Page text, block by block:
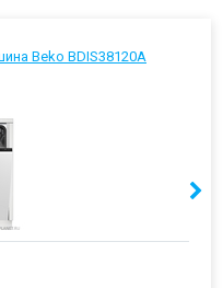
Beko BDIS38120A